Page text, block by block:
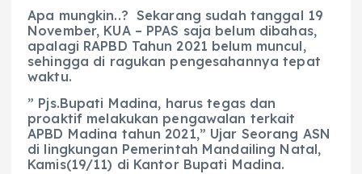
Apa mungkin..? Sekarang sudah tanggal 19
November, KUA – PPAS saja belum dibahas,
apalagi RAPBD Tahun 2021 belum muncul,
sehingga di ragukan pengesahannya tepat
waktu.
” Pjs.Bupati Madina, harus tegas dan
proaktif melakukan pengawalan terkait
APBD Madina tahun 2021,” Ujar Seorang ASN
di lingkungan Pemerintah Mandailing Natal,
Kamis(19/11) di Kantor Bupati Madina.